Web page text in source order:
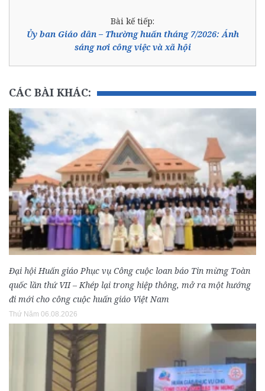
Bài kế tiếp:
Ủy ban Giáo dân – Thường huấn tháng 7/2026: Ánh
sáng nơi công việc và xã hội
CÁC BÀI KHÁC:
Đại hội Huấn giáo Phục vụ Công cuộc loan báo Tin mừng Toàn
quốc lần thứ VII – Khép lại trong hiệp thông, mở ra một hướng
đi mới cho công cuộc huấn giáo Việt Nam
Thứ Năm 06.08.2026